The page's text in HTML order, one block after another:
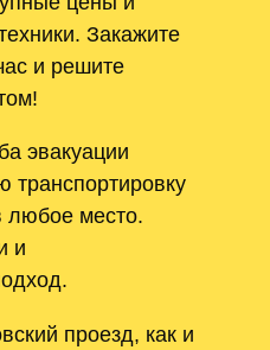
Закажите
и решите
эвакуации
транспортировку
любое место.
и
проезд, как и